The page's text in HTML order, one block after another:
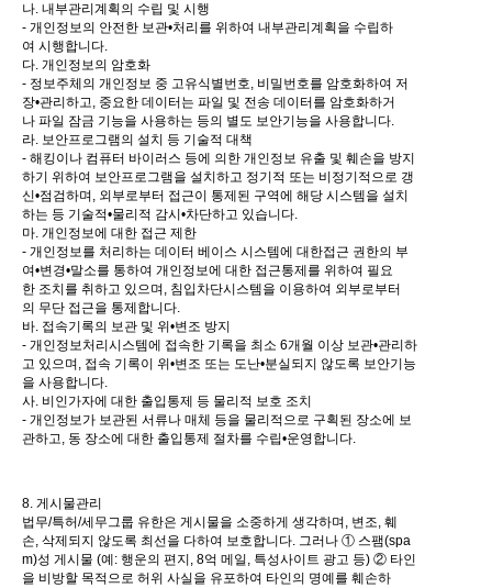
나. 내부관리계획의 수립 및 시행
- 개인정보의 안전한 보관•처리를 위하여 내부관리계획을 수립하
여 시행합니다.
다. 개인정보의 암호화
- 정보주체의 개인정보 중 고유식별번호, 비밀번호를 암호화하여 저
장•관리하고, 중요한 데이터는 파일 및 전송 데이터를 암호화하거
나 파일 잠금 기능을 사용하는 등의 별도 보안기능을 사용합니다.
라. 보안프로그램의 설치 등 기술적 대책
- 해킹이나 컴퓨터 바이러스 등에 의한 개인정보 유출 및 훼손을 방지
하기 위하여 보안프로그램을 설치하고 정기적 또는 비정기적으로 갱
신•점검하며, 외부로부터 접근이 통제된 구역에 해당 시스템을 설치
하는 등 기술적•물리적 감시•차단하고 있습니다.
마. 개인정보에 대한 접근 제한
- 개인정보를 처리하는 데이터 베이스 시스템에 대한접근 권한의 부
여•변경•말소를 통하여 개인정보에 대한 접근통제를 위하여 필요
한 조치를 취하고 있으며, 침입차단시스템을 이용하여 외부로부터
의 무단 접근을 통제합니다.
바. 접속기록의 보관 및 위•변조 방지
- 개인정보처리시스템에 접속한 기록을 최소 6개월 이상 보관•관리하
고 있으며, 접속 기록이 위•변조 또는 도난•분실되지 않도록 보안기능
을 사용합니다.
사. 비인가자에 대한 출입통제 등 물리적 보호 조치
- 개인정보가 보관된 서류나 매체 등을 물리적으로 구획된 장소에 보
관하고, 동 장소에 대한 출입통제 절차를 수립•운영합니다.
8. 게시물관리
법무/특허/세무그룹 유한은 게시물을 소중하게 생각하며, 변조, 훼
손, 삭제되지 않도록 최선을 다하여 보호합니다. 그러나 ① 스팸(spa
m)성 게시물 (예: 행운의 편지, 8억 메일, 특성사이트 광고 등) ② 타인
을 비방할 목적으로 허위 사실을 유포하여 타인의 명예를 훼손하